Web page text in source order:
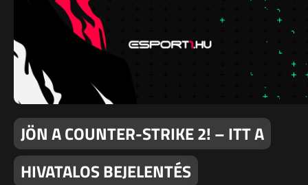
JÖN A COUNTER-STRIKE 2! – ITT A
HIVATALOS BEJELENTÉS